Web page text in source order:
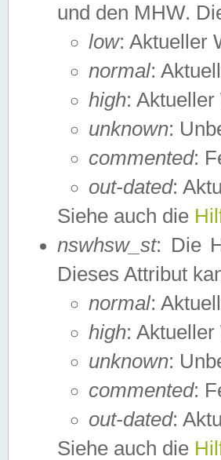
und den MHW.
low: Aktueller
normal:
high:
unknown:
commented:
out-dated:
Siehe auch die
nswhsw_st: Die
Dieses Attribut
normal:
high:
unknown:
commented:
out-dated:
Siehe auch die